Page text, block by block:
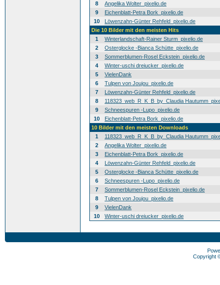
8
Angelika Wolter_pixelio.de
9
Eichenblatt-Petra Bork_pixelio.de
10
Löwenzahn-Günter Rehfeld_pixelio.de
Die 10 Bilder mit den meisten Hits
1
Winterlandschaft-Rainer Sturm_pixelio.de
2
Osterglocke -Bianca Schütte_pixelio.de
3
Sommerblumen-Rosel Eckstein_pixelio.de
4
Winter-uschi dreiucker_pixelio.de
5
VielenDank
6
Tulpen von Joujou_pixelio.de
7
Löwenzahn-Günter Rehfeld_pixelio.de
8
118323_web_R_K_B_by_Claudia
9
Schneespuren -Lupo_pixelio.de
10
Eichenblatt-Petra Bork_pixelio.de
10 Bilder mit den meisten Downloads
1
118323_web_R_K_B_by_Claudia
2
Angelika Wolter_pixelio.de
3
Eichenblatt-Petra Bork_pixelio.de
4
Löwenzahn-Günter Rehfeld_pixelio.de
5
Osterglocke -Bianca Schütte_pixelio.de
6
Schneespuren -Lupo_pixelio.de
7
Sommerblumen-Rosel Eckstein_pixelio.de
8
Tulpen von Joujou_pixelio.de
9
VielenDank
10
Winter-uschi dreiucker_pixelio.de
Copyright